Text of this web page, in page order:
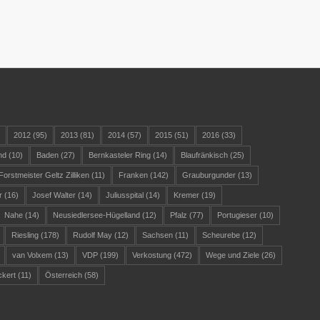
2012 (95) 2013 (81) 2014 (57) 2015 (51) 2016 (33)
(10) Baden (27) Bernkasteler Ring (14) Blaufränkisch (25)
Geltz Zilliken (11) Franken (142) Grauburgunder (13)
(16) Josef Walter (14) Juliusspital (14) Kremer (19)
Nahe (14) Neusiedlersee-Hügelland (12) Pfalz (77) Portugieser (10)
Riesling (178) Rudolf May (12) Sachsen (11) Scheurebe (12)
van Volxem (13) VDP (199) Verkostung (472) Wege und Ziele (26)
(11) Österreich (58)